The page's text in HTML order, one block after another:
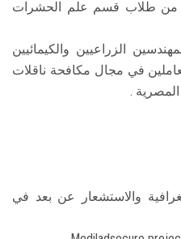
من طلاب قسم علم الحشرات
الزراعيين والكيمائيين
في مجال مكافحة ناقلات
.
والاستشعار عن بعد في